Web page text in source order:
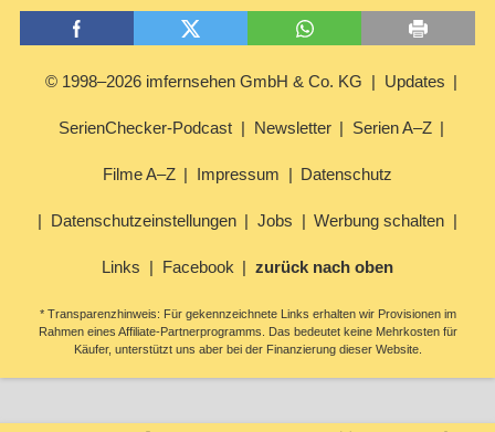
© 1998–2026 imfernsehen GmbH & Co. KG Updates
SerienChecker-Podcast Newsletter Serien A–Z
Filme A–Z Impressum Datenschutz
Datenschutzeinstellungen Jobs Werbung schalten
Links Facebook zurück nach oben
* Transparenzhinweis: Für gekennzeichnete Links erhalten wir Provisionen im
Rahmen eines Affiliate-Partnerprogramms. Das bedeutet keine Mehrkosten für
Käufer, unterstützt uns aber bei der Finanzierung dieser Website.